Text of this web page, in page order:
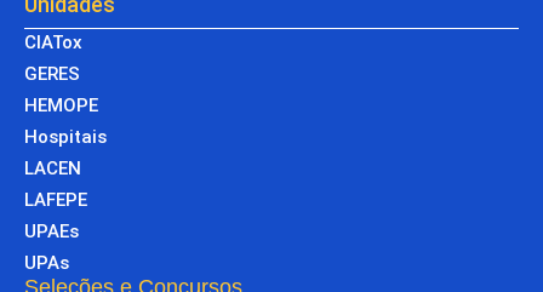
CIATox
GERES
HEMOPE
Hospitais
LACEN
LAFEPE
UPAEs
UPAs
Seleções e Concursos